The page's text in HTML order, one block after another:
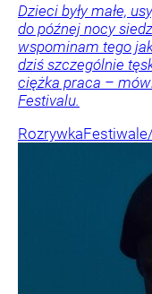
Dzieci były małe,
do późnej nocy
wspominam tego
dziś szczególnie
ciężka praca –
Festivalu.
Rozrywka